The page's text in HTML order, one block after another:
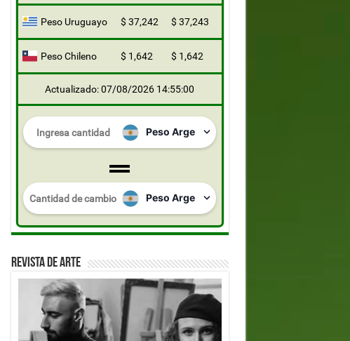
Peso Uruguayo $ 37,242 $ 37,243
Peso Chileno $ 1,642 $ 1,642
Actualizado: 07/08/2026 14:55:00
REVISTA DE ARTE